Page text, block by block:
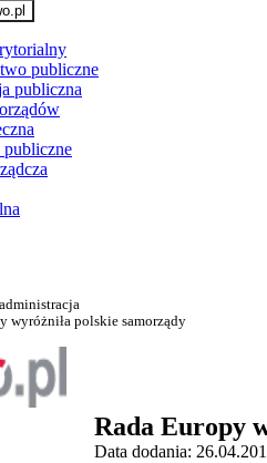
i logowanie do serwisu
publiczne
publiczna
wyróżniła polskie samorządy
Rada Europy
Data dodania: